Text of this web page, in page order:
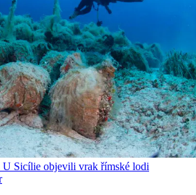
U Sicílie objevili vrak římské lodi